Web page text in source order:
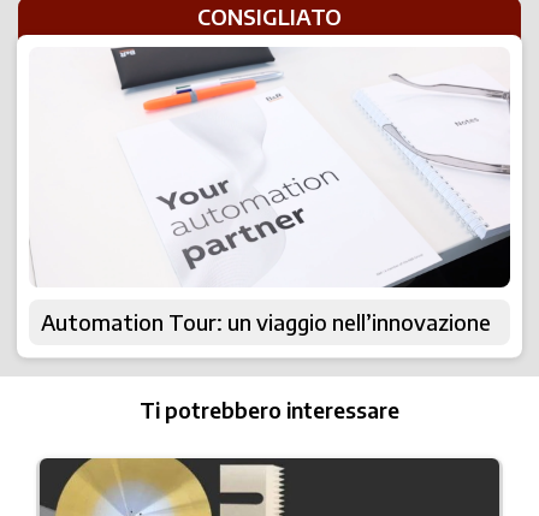
CONSIGLIATO
Automation Tour: un viaggio nell’innovazione
Ti potrebbero interessare